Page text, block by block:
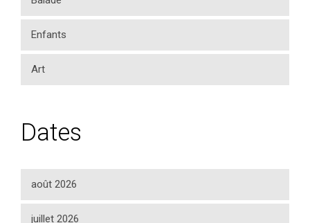
Enfants
Art
Dates
août 2026
juillet 2026